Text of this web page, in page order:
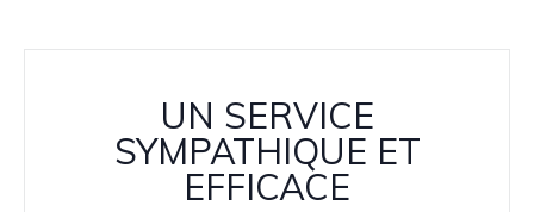
UN SERVICE
SYMPATHIQUE ET
EFFICACE